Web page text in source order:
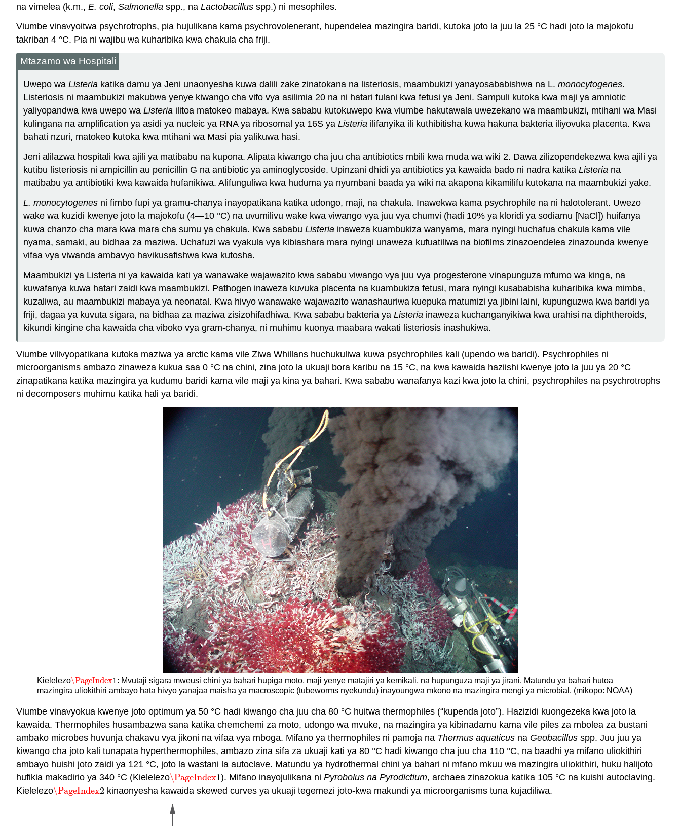
na vimelea (k.m., E. coli, Salmonella spp., na Lactobacillus spp.) ni mesophiles.
Viumbe vinavyoitwa psychrotrophs, pia hujulikana kama psychrovolenerant, hupendelea mazingira baridi, kutoka joto la juu la 25 °C hadi joto la majokofu
takriban 4 °C. Pia ni wajibu wa kuharibika kwa chakula cha friji.
Mtazamo wa Hospitali
Uwepo wa Listeria katika damu ya Jeni unaonyesha kuwa dalili zake zinatokana na listeriosis, maambukizi yanayosababishwa na L. monocytogenes.
Listeriosis ni maambukizi makubwa yenye kiwango cha vifo vya asilimia 20 na ni hatari fulani kwa fetusi ya Jeni. Sampuli kutoka kwa maji ya amniotic
yaliyopandwa kwa uwepo wa Listeria ilitoa matokeo mabaya. Kwa sababu kutokuwepo kwa viumbe hakutawala uwezekano wa maambukizi, mtihani wa Masi
kulingana na amplification ya asidi ya nucleic ya RNA ya ribosomal ya 16S ya Listeria ilifanyika ili kuthibitisha kuwa hakuna bakteria iliyovuka placenta. Kwa
bahati nzuri, matokeo kutoka kwa mtihani wa Masi pia yalikuwa hasi.
Jeni alilazwa hospitali kwa ajili ya matibabu na kupona. Alipata kiwango cha juu cha antibiotics mbili kwa muda wa wiki 2. Dawa zilizopendekezwa kwa ajili ya
kutibu listeriosis ni ampicillin au penicillin G na antibiotic ya aminoglycoside. Upinzani dhidi ya antibiotics ya kawaida bado ni nadra katika Listeria na
matibabu ya antibiotiki kwa kawaida hufanikiwa. Alifunguliwa kwa huduma ya nyumbani baada ya wiki na akapona kikamilifu kutokana na maambukizi yake.
L. monocytogenes ni fimbo fupi ya gramu-chanya inayopatikana katika udongo, maji, na chakula. Inawekwa kama psychrophile na ni halotolerant. Uwezo
wake wa kuzidi kwenye joto la majokofu (4—10 °C) na uvumilivu wake kwa viwango vya juu vya chumvi (hadi 10% ya kloridi ya sodiamu [NaCl]) huifanya
kuwa chanzo cha mara kwa mara cha sumu ya chakula. Kwa sababu Listeria inaweza kuambukiza wanyama, mara nyingi huchafua chakula kama vile
nyama, samaki, au bidhaa za maziwa. Uchafuzi wa vyakula vya kibiashara mara nyingi unaweza kufuatiliwa na biofilms zinazoendelea zinazounda kwenye
vifaa vya viwanda ambavyo havikusafishwa kwa kutosha.
Maambukizi ya Listeria ni ya kawaida kati ya wanawake wajawazito kwa sababu viwango vya juu vya progesterone vinapunguza mfumo wa kinga, na
kuwafanya kuwa hatari zaidi kwa maambukizi. Pathogen inaweza kuvuka placenta na kuambukiza fetusi, mara nyingi kusababisha kuharibika kwa mimba,
kuzaliwa, au maambukizi mabaya ya neonatal. Kwa hivyo wanawake wajawazito wanashauriwa kuepuka matumizi ya jibini laini, kupunguzwa kwa baridi ya
friji, dagaa ya kuvuta sigara, na bidhaa za maziwa zisizohifadhiwa. Kwa sababu bakteria ya Listeria inaweza kuchanganyikiwa kwa urahisi na diphtheroids,
kikundi kingine cha kawaida cha viboko vya gram-chanya, ni muhimu kuonya maabara wakati listeriosis inashukiwa.
Viumbe vilivyopatikana kutoka maziwa ya arctic kama vile Ziwa Whillans huchukuliwa kuwa psychrophiles kali (upendo wa baridi). Psychrophiles ni
microorganisms ambazo zinaweza kukua saa 0 °C na chini, zina joto la ukuaji bora karibu na 15 °C, na kwa kawaida haziishi kwenye joto la juu ya 20 °C
zinapatikana katika mazingira ya kudumu baridi kama vile maji ya kina ya bahari. Kwa sababu wanafanya kazi kwa joto la chini, psychrophiles na psychrotrophs
ni decomposers muhimu katika hali ya baridi.
Kielelezo\PageIndex1
\PageIndex1: Mvutaji sigara mweusi chini ya bahari hupiga moto, maji yenye matajiri ya kemikali, na hupunguza maji ya jirani. Matundu ya bahari hutoa
mazingira uliokithiri ambayo hata hivyo yanajaa maisha ya macroscopic (tubeworms nyekundu) inayoungwa mkono na mazingira mengi ya microbial. (mikopo: NOAA)
Viumbe vinavyokua kwenye joto optimum ya 50 °C hadi kiwango cha juu cha 80 °C huitwa thermophiles (“kupenda joto”). Hazizidi kuongezeka kwa joto la
kawaida. Thermophiles husambazwa sana katika chemchemi za moto, udongo wa mvuke, na mazingira ya kibinadamu kama vile piles za mbolea za bustani
ambako microbes huvunja chakavu vya jikoni na vifaa vya mboga. Mifano ya thermophiles ni pamoja na Thermus aquaticus na Geobacillus spp. Juu juu ya
kiwango cha joto kali tunapata hyperthermophiles, ambazo zina sifa za ukuaji kati ya 80 °C hadi kiwango cha juu cha 110 °C, na baadhi ya mifano uliokithiri
ambayo huishi joto zaidi ya 121 °C, joto la wastani la autoclave. Matundu ya hydrothermal chini ya bahari ni mfano mkuu wa mazingira uliokithiri, huku halijoto
hufikia makadirio ya 340 °C (Kielelezo\PageIndex1
\PageIndex1). Mifano inayojulikana ni Pyrobolus na Pyrodictium, archaea zinazokua katika 105 °C na kuishi autoclaving.
Kielelezo\PageIndex2
\PageIndex2 kinaonyesha kawaida skewed curves ya ukuaji tegemezi joto-kwa makundi ya microorganisms tuna kujadiliwa.